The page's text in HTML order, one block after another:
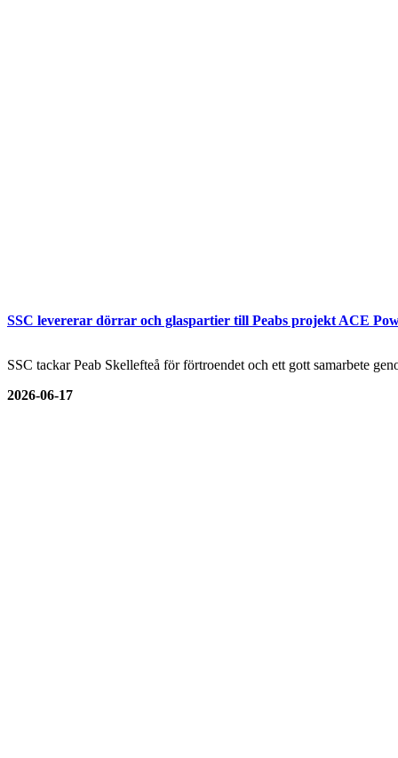
SSC levererar dörrar och glaspartier till Peabs projekt ACE
SSC tackar Peab Skellefteå för förtroendet och ett gott samarbete
2026-06-17